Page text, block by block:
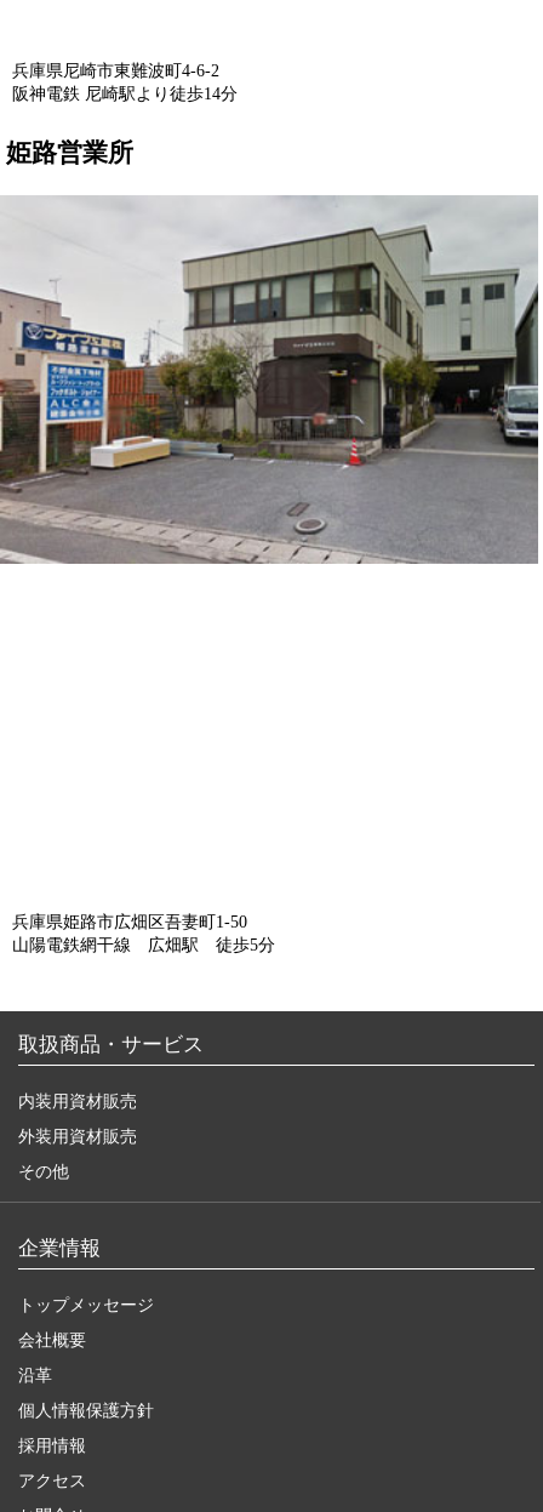
兵庫県尼崎市東難波町4-6-2
阪神電鉄 尼崎駅より徒歩14分
姫路営業所
兵庫県姫路市広畑区吾妻町1-50
山陽電鉄網干線 広畑駅 徒歩5分
取扱商品・サービス
内装用資材販売
外装用資材販売
その他
企業情報
トップメッセージ
会社概要
沿革
個人情報保護方針
採用情報
アクセス